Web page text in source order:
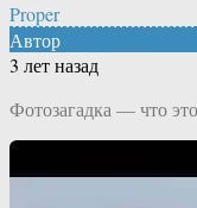
Proper
Автор
3 лет назад
Фотозагадка — что